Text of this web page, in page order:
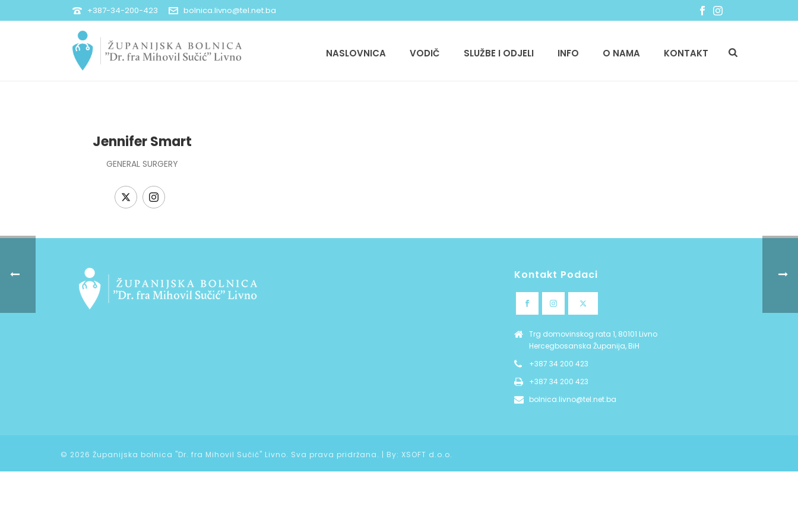
+387-34-200-423 bolnica.livno@tel.net.ba
NASLOVNICA VODIČ SLUŽBE I ODJELI INFO O NAMA KONTAKT
Jennifer Smart
GENERAL SURGERY
Kontakt Podaci
Trg domovinskog rata 1, 80101 Livno
Hercegbosanska Županija, BiH
+387 34 200 423
+387 34 200 423
bolnica.livno@tel.net.ba
© 2026 Županijska bolnica "Dr. fra Mihovil Sučić" Livno. Sva prava pridržana. | By: XSOFT d.o.o.